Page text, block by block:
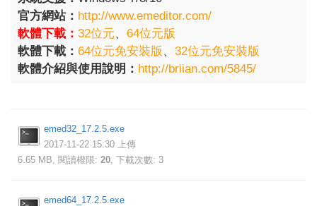
官方網站： http://www.emeditor.com/
軟體下載： 32位元、 64位元版
軟體下載： 64位元免安裝版 、 32位元免安裝版
軟體介紹與使用說明： http://briian.com/5845/
emed32_17.2.5.exe
2017-11-22 15:30 上傳
6.65 MB, 閱讀權限: 20, 下載次數: 3
emed64_17.2.5.exe